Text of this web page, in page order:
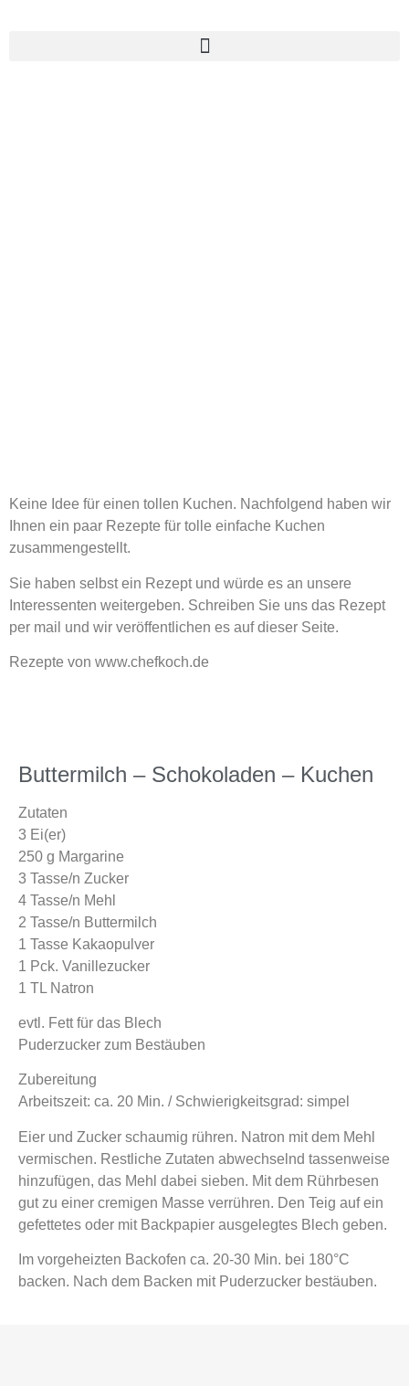
Keine Idee für einen tollen Kuchen. Nachfolgend haben wir
Ihnen ein paar Rezepte für tolle einfache Kuchen
zusammengestellt.
Sie haben selbst ein Rezept und würde es an unsere
Interessenten weitergeben. Schreiben Sie uns das Rezept
per mail und wir veröffentlichen es auf dieser Seite.
Rezepte von www.chefkoch.de
Buttermilch – Schokoladen – Kuchen
Zutaten
3 Ei(er)
250 g Margarine
3 Tasse/n Zucker
4 Tasse/n Mehl
2 Tasse/n Buttermilch
1 Tasse Kakaopulver
1 Pck. Vanillezucker
1 TL Natron
evtl. Fett für das Blech
Puderzucker zum Bestäuben
Zubereitung
Arbeitszeit: ca. 20 Min. / Schwierigkeitsgrad: simpel
Eier und Zucker schaumig rühren. Natron mit dem Mehl
vermischen. Restliche Zutaten abwechselnd tassenweise
hinzufügen, das Mehl dabei sieben. Mit dem Rührbesen
gut zu einer cremigen Masse verrühren. Den Teig auf ein
gefettetes oder mit Backpapier ausgelegtes Blech geben.
Im vorgeheizten Backofen ca. 20-30 Min. bei 180°C
backen. Nach dem Backen mit Puderzucker bestäuben.